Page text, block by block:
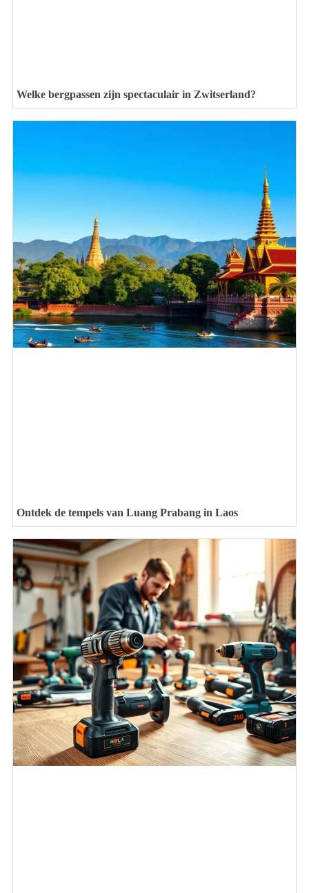
Welke bergpassen zijn spectaculair in Zwitserland?
Ontdek de tempels van Luang Prabang in Laos